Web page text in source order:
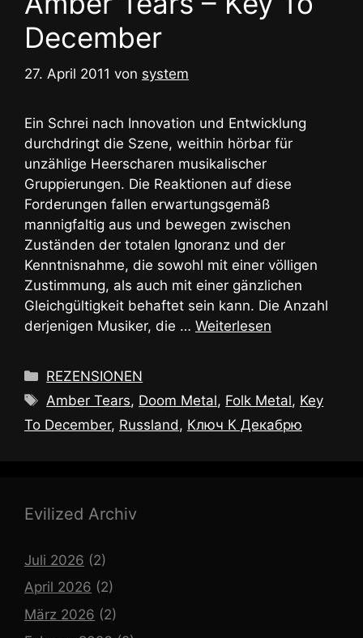
December
27. April 2011 von system
Ein Schrei nach Innovation und Entwicklung
durchdringt die Szene, weithin hörbar für
unzählige Heerscharen musikalischer
Gruppierungen. Die Reaktionen auf diese
Forderungen fallen erwartungsgemäß
mannigfaltig aus und bewegen zwischen
Zuständen der totalen Ignoranz und der
Kenntnisnahme, die sowohl mit einer völligen
Zustimmung, als auch mit einer gänzlichen
Gleichgültigkeit behaftet sein kann. Die Anzahl
derjenigen Musiker, die … Weiterlesen
Kategorien
REZENSIONEN
Schlagwörter
Amber Tears, Doom Metal, Folk Metal, Key
To December, Russland, Ключ К Декабрю
Evilized Archiv
Juli 2026 (2)
April 2026 (2)
März 2026 (2)